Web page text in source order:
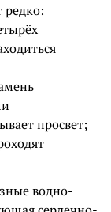
редко:
просвет;
водно-